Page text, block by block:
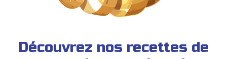
Découvrez nos recettes de